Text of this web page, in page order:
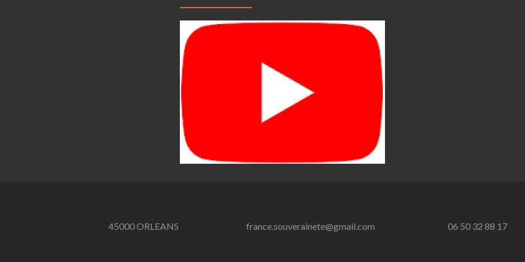
45000 ORLEANS france.souverainete@gmail.com 06 50 32 88 17